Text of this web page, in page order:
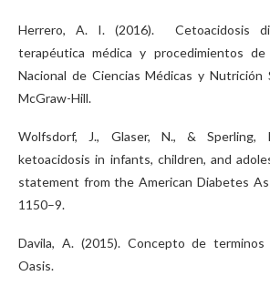
Herrero, A. I. (2016). Cetoacidosis
terapéutica médica y procedimientos
Nacional de Ciencias Médicas y Nutrición
McGraw-Hill.
​​Wolfsdorf, J., Glaser, N., & Sperling,
ketoacidosis in infants, children, and
statement from the American Diabetes
1150–9.
Davila, A. (2015). Concepto de terminos
Oasis.